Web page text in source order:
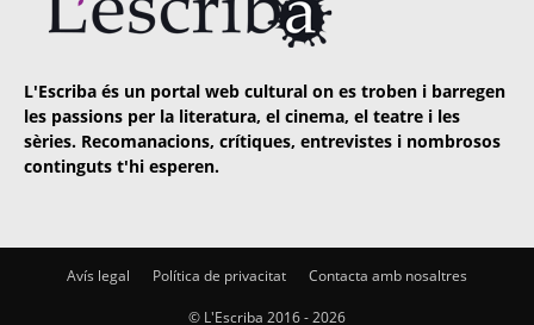
L'Escriba és un portal web cultural on es troben i barregen
les passions per la literatura, el cinema, el teatre i les
sèries. Recomanacions, crítiques, entrevistes i nombrosos
continguts t'hi esperen.
Avís legal Política de privacitat Contacta amb nosaltres
© L'Escriba 2016 -2026